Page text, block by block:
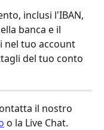
inclusi l'IBAN,
banca e il
nel tuo account
del tuo conto
il nostro
o la Live Chat.